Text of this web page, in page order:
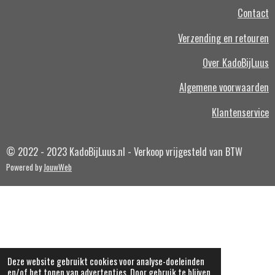
Deze website gebruikt cookies voor analyse-doeleinden
en/of het tonen van advertenties. Door gebruik te blijven
Contact
Verzending en retouren
Over KadoBijLuus
Algemene voorwaarden
Klantenservice
© 2022 - 2023 KadoBijLuus.nl - Verkoop vrijgesteld van BTW
Powered byJouwWeb